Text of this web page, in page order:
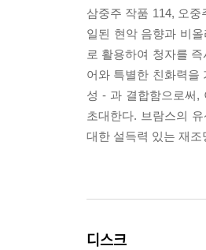
삼중주 작품 114, 오
일된 현악 음향과 비
로 활용하여 청자를
어와 특별한 친화력을
성 - 과 결합함으로써,
초대한다. 브람스의
대한 설득력 있는 재조
디스크